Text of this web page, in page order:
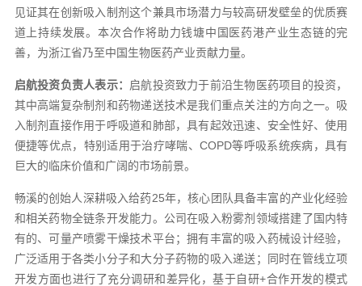
见证其在创新吸入制剂这个兼具市场潜力与较高研发壁垒的优质赛
道上持续发展。本次合作将助力钱塘中国医药港产业生态链的完
善，为浙江省乃至中国生物医药产业贡献力量。
启航投资负责人表示： 启航投资致力于前沿生物医药项目的投资，
其中高端复杂制剂和药物递送技术是我们重点关注的方向之一。吸
入制剂直接作用于呼吸道和肺部，具有起效迅速、安全性好、使用
便捷等优点，特别适用于治疗哮喘、COPD等呼吸系统疾病，具有
巨大的临床价值和广阔的市场前景。
畅溪的创始人深耕吸入给药25年，核心团队具备丰富的产业化经验
和相关药物全链条开发能力。公司在吸入粉雾剂领域搭建了国内特
有的、可量产喷雾干燥技术平台；拥有丰富的吸入药械设计经验，
广泛适用于各类小分子和大分子药物的吸入递送；同时在管线立项
开发方面也进行了充分调研和差异化，基于自研+合作开发的模式